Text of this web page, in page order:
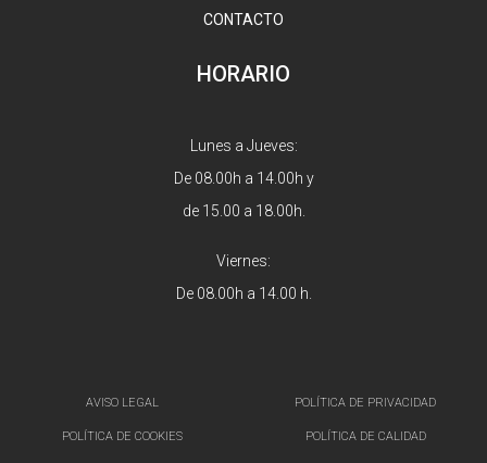
CONTACTO
HORARIO
Lunes a Jueves:
De 08.00h a 14.00h y
de 15.00 a 18.00h.
Viernes:
De 08.00h a 14.00 h.
AVISO LEGAL POLÍTICA DE PRIVACIDAD
POLÍTICA DE COOKIES POLÍTICA DE CALIDAD